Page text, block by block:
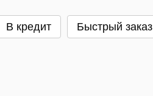
В кредит Быстрый заказ